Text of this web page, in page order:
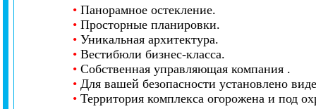
• Панорамное остекление.
• Просторные планировки.
• Уникальная архитектура.
• Вестибюли бизнес-класса.
• Собственная управляющая компания .
• Для вашей безопасности установлено
• Территория комплекса огорожена и под